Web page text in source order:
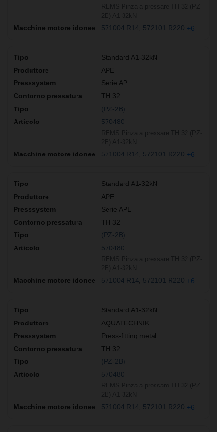
571004 R14 572101 R220 +6
Standard A1-32kN
APE
Serie AP
TH 32
(PZ-2B)
570480
571004 R14 572101 R220 +6
Standard A1-32kN
APE
Serie APL
TH 32
(PZ-2B)
570480
571004 R14 572101 R220 +6
Standard A1-32kN
AQUATECHNIK
Press-fitting metal
TH 32
(PZ-2B)
570480
571004 R14 572101 R220 +6